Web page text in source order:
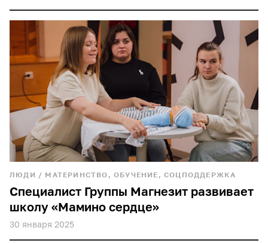
встреча
магник
династия
озеленение
театр
футбол
культура
промплощадка
дизайн
ЛЮДИ / МАТЕРИНСТВО, ОБУЧЕНИЕ, СОЦПОДДЕРЖКА
Специалист Группы Магнезит развивает
школу «Мамино сердце»
30 января 2025